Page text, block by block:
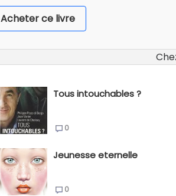
Acheter ce livre
Tous intouchables ?
0
Jeunesse eternelle
0